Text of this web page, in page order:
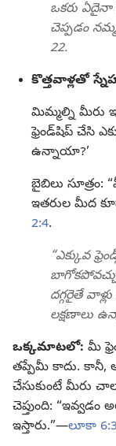
ఒకరు ఏదైనా
చెప్పడం
22.
కొత్తవాళ్లతో
మిమ్మల్ని మీరు
ఫ్రెండ్‌షిప్‌ చేసి
ఉన్నాయా?’
బైబిలు
ఇతరుల మీద
2:4.
“ఎక్కువ
దగ్గరైతే
లక్షణాలు
ఒక్కమాటలో: మీ
తప్పేమీ కాదు. కానీ,
చేసుకుంటే మీరు
చెప్తుంది: “ఇవ్వడం
ఇస్తారు.”—లూకా